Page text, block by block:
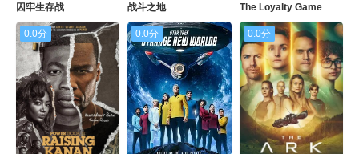
囚牢生存战 战斗之地 The Loyalty Game
0.0分 0.0分 0.0分